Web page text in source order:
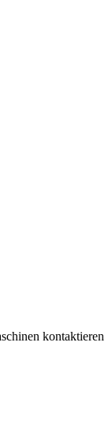
kontaktieren